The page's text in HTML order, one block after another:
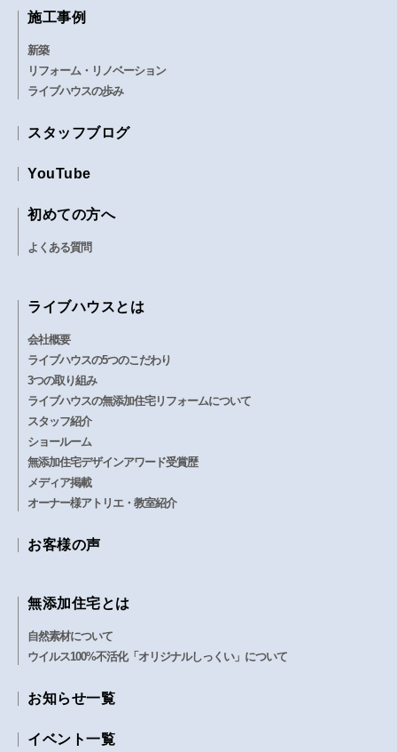
施工事例
新築
リフォーム・リノベーション
ライブハウスの歩み
スタッフブログ
YouTube
初めての方へ
よくある質問
ライブハウスとは
会社概要
ライブハウスの5つのこだわり
3つの取り組み
ライブハウスの無添加住宅リフォームについて
スタッフ紹介
ショールーム
無添加住宅デザインアワード受賞歴
メディア掲載
オーナー様アトリエ・教室紹介
お客様の声
無添加住宅とは
自然素材について
ウイルス100%不活化「オリジナルしっくい」について
お知らせ一覧
イベント一覧